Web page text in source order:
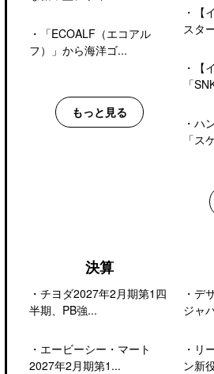
・
「ECOALF（エコアル
フ）」から海洋ゴ...
もっと見る
・
【
スタ
・
【
「
・ ハ
「ス
決算
・ チヨダ2027年2月期第1四
半期、PB強...
・ エービーシー・マート
2027年2月期第1...
・ デ
ジャ
・ リ
ン新